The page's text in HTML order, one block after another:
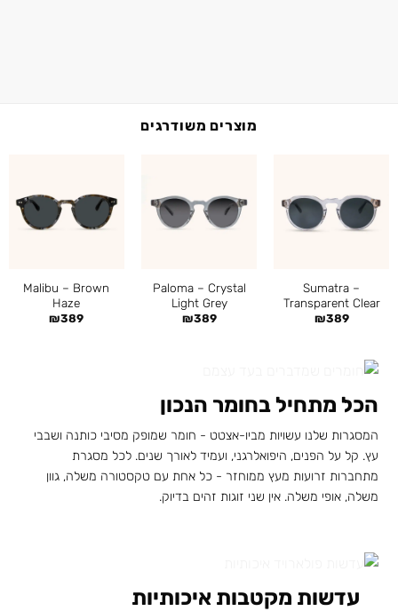
מוצרים משודרגים
Sumatra –
Transparent Clear
₪389
Paloma – Crystal
Light Grey
₪389
Malibu – Brown
Haze
₪389
הכל מתחיל בחומר הנכון
המסגרות שלנו עשויות מביו-אצטט - חומר שמופק מסיבי כותנה ושבבי
עץ. קל על הפנים, היפואלרגני, ועמיד לאורך שנים. לכל מסגרת
מתחברות זרועות מעץ ממוחזר - כל אחת עם טקסטורה משלה, גוון
משלה, אופי משלה. אין שני זוגות זהים בדיוק.
עדשות מקטבות איכותיות